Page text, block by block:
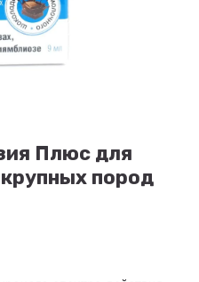
Плюс для
пород